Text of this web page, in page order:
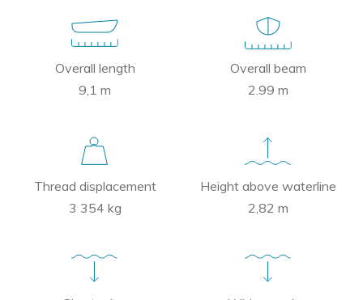
Overall length
9,1 m
Overall beam
2.99 m
Thread displacement
3 354 kg
Height above waterline
2,82 m